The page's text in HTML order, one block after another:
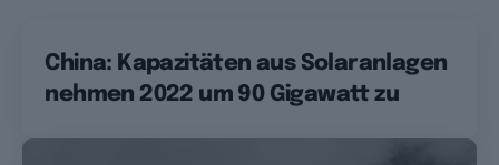
China: Kapazitäten aus Solaranlagen
nehmen 2022 um 90 Gigawatt zu